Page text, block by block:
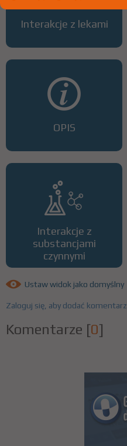
Interakcje z lekami
OPIS
Interakcje z
substancjami
czynnymi
Ustaw widok jako domyślny
Zaloguj się, aby dodać komentarz
Komentarze [0]